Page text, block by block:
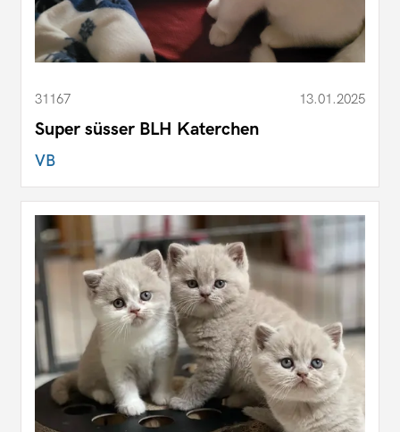
31167 13.01.2025
Super süsser BLH Katerchen
VB